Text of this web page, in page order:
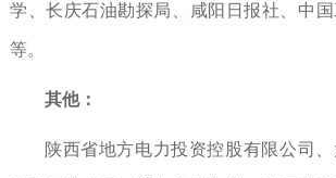
学、长庆石油勘探局、咸阳日报社、中
等。
其他：
陕西省地方电力投资控股有限公司